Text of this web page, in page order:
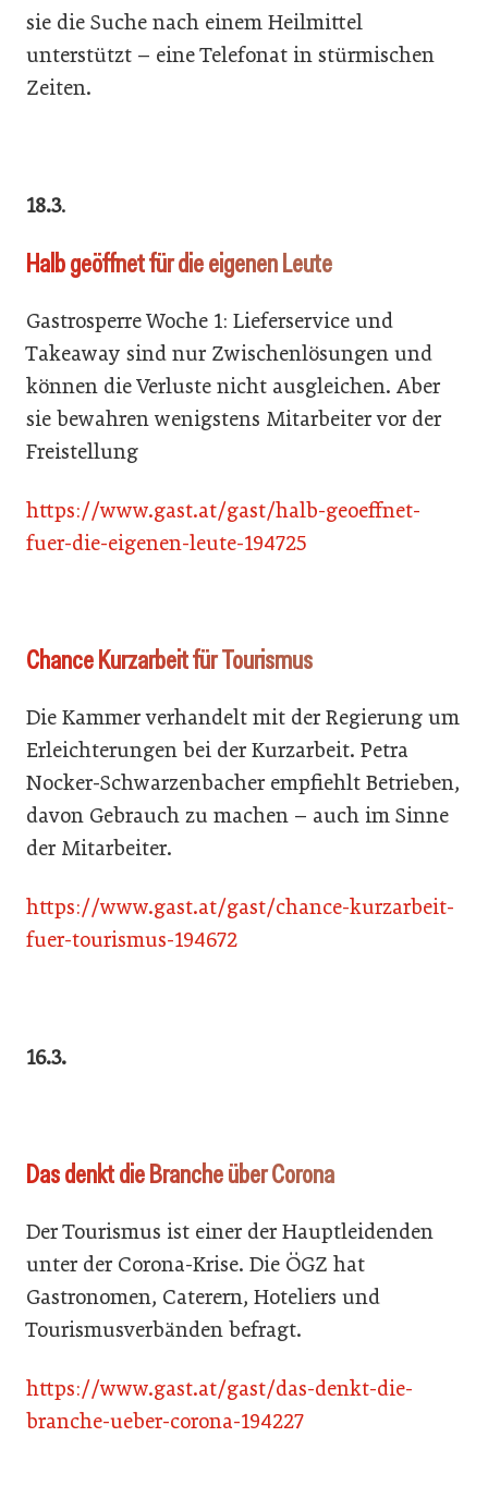
sie die Suche nach einem Heilmittel
unterstützt – eine Telefonat in stürmischen
Zeiten.
18.3.
Halb geöffnet für die eigenen Leute
Gastrosperre Woche 1: Lieferservice und
Takeaway sind nur Zwischenlösungen und
können die Verluste nicht ausgleichen. Aber
sie bewahren wenigstens Mitarbeiter vor der
Freistellung
https://www.gast.at/gast/halb-geoeffnet-
fuer-die-eigenen-leute-194725
Chance Kurzarbeit für Tourismus
Die Kammer verhandelt mit der Regierung um
Erleichterungen bei der Kurzarbeit. Petra
Nocker-Schwarzenbacher empfiehlt Betrieben,
davon Gebrauch zu machen – auch im Sinne
der Mitarbeiter.
https://www.gast.at/gast/chance-kurzarbeit-
fuer-tourismus-194672
16.3.
Das denkt die Branche über Corona
Der Tourismus ist einer der Hauptleidenden
unter der Corona-Krise. Die ÖGZ hat
Gastronomen, Caterern, Hoteliers und
Tourismusverbänden befragt.
https://www.gast.at/gast/das-denkt-die-
branche-ueber-corona-194227